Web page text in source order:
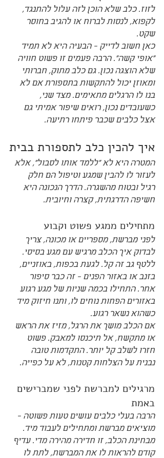
לזוז. כלב שלא הוכן לזה עלול להתנגד,
לקפוא, לנסות לברוח או להגיב בחוסר
שקט.
כאן חשוב לדייק - הבעיה היא לא תמיד
"אופי קשה". הרבה פעמים זו פשוט חוויה
שלא הוצגה נכון. גם כלב מתוק, חברותי
ומאוזן יכול להתקשות בתספורת אם לא
בנו לו הרגלים מתאימים. מצד שני,
כשעובדים נכון, רואים שיפור אמיתי גם
אצל כלבים שכבר פיתחו רתיעה.
איך להכין כלב לתספורת בבית
המטרה היא לא "ללמד אותו לסבול", אלא
לעזור לו להבין שמגע וטיפול הם חלק
רגיל ובטוח מהשגרה. הדרך הנכונה היא
חשיפה הדרגתית, קצרה וחיובית.
מתחילים ממגע פשוט וקבוע
לפני מברשת, מספריים או מכונה, צריך
לבדוק איך הכלב מרגיש עם מגע בסיסי.
ללטף גב זה קל. לגעת בכפות, באוזניים,
בזנב או באזור הפנים - זה כבר סיפור
אחר. התחילו בכמה שניות של מגע רגוע
באזורים הפחות נוחים לו, ותנו חיזוק מיד
כשהוא נשאר רגוע.
אם הכלב מושך את הרגל, מזיז את הראש
או מתקשח, אל תיכנסו למאבק. פשוט
חזרו לשלב קל יותר. התקדמות טובה
נבנית על הצלחות קטנות, לא על כפייה.
מרגילים למברשת לפני שמברישים
באמת
הרבה בעלי כלבים עושים טעות פשוטה -
מוציאים מברשת ומתחילים לעבוד מיד.
מבחינת הכלב, זו חדירה מהירה מדי. עדיף
קודם להראות לו את המברשת, לתת לו